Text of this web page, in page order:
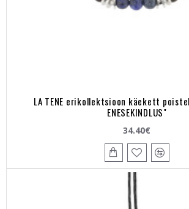
LA TENE erikollektsioon käekett
ENESEKINDLUS"
34.40€